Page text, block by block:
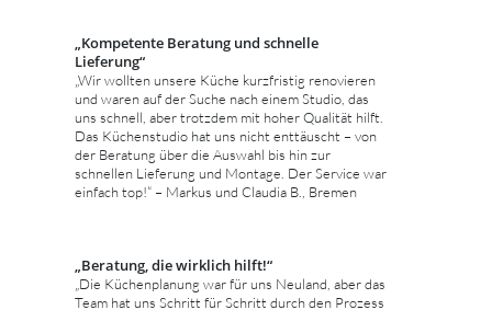
„Kompetente Beratung und schnelle
Lieferung“
„Wir wollten unsere Küche kurzfristig renovieren
und waren auf der Suche nach einem Studio, das
uns schnell, aber trotzdem mit hoher Qualität hilft.
Das Küchenstudio hat uns nicht enttäuscht – von
der Beratung über die Auswahl bis hin zur
schnellen Lieferung und Montage. Der Service war
einfach top!“ – Markus und Claudia B., Bremen
„Beratung, die wirklich hilft!“
„Die Küchenplanung war für uns Neuland, aber das
Team hat uns Schritt für Schritt durch den Prozess